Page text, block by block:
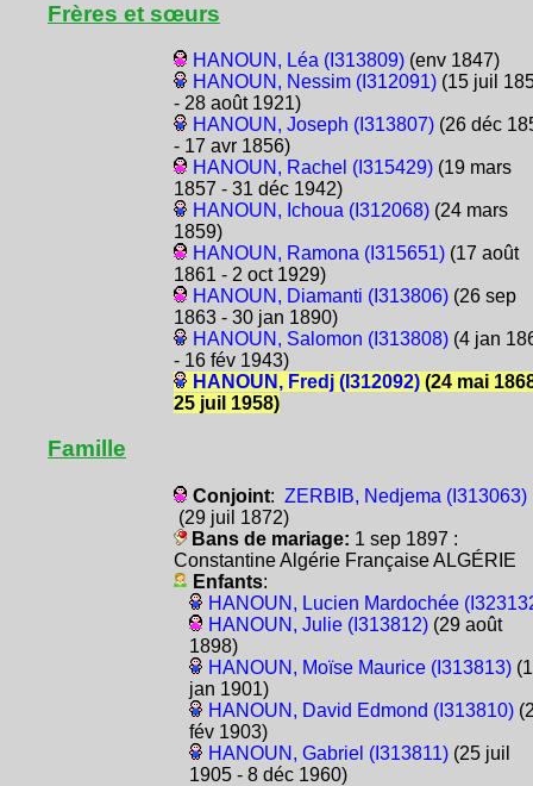
Frères et sœurs
HANOUN, Léa (I313809)(env 1847)
HANOUN, Nessim (I312091)(15 juil
- 28 août 1921)
HANOUN, Joseph (I313807)(26 déc
- 17 avr 1856)
HANOUN, Rachel (I315429)(19 mars
1857 - 31 déc 1942)
HANOUN, Ichoua (I312068)(24 mars
1859)
HANOUN, Ramona (I315651)(17 août
1861 - 2 oct 1929)
HANOUN, Diamanti (I313806)(26 sep
1863 - 30 jan 1890)
HANOUN, Salomon (I313808)(4 jan
- 16 fév 1943)
HANOUN, Fredj (I312092)(24 mai
25 juil 1958)
Famille
Conjoint: ZERBIB, Nedjema (I313063)
(29 juil 1872)
Bans de mariage: 1 sep 1897 :
Constantine Algérie Française ALGÉRIE
Enfants:
HANOUN, Lucien Mardochée
HANOUN, Julie (I313812)(29 août
1898)
HANOUN, Moïse Maurice (I313813)
jan 1901)
HANOUN, David Edmond (I313810)
fév 1903)
HANOUN, Gabriel (I313811)(25 juil
1905 - 8 déc 1960)